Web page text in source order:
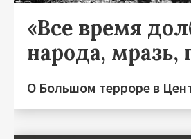
«Все время
народа, мразь,
О Большом терроре в